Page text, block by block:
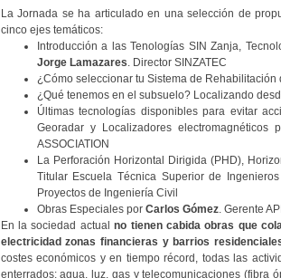
La Jornada se ha articulado en una selección de
cinco ejes temáticos:
Introducción a las Tenologías SIN Zanja,
Jorge Lamazares. Director SINZATEC
¿Cómo seleccionar tu Sistema de Rehabilitación
¿Qué tenemos en el subsuelo? Localizando
Últimas tecnologías disponibles para evitar
Georadar y Localizadores electromagnéticos
ASSOCIATION
La Perforación Horizontal Dirigida (PHD),
Titular Escuela Técnica Superior de
Proyectos de Ingeniería Civil
Obras Especiales por Carlos Gómez. Gerente
En la sociedad actualno tienen cabida obras que
electricidad zonas financieras y barrios
costes económicos y en tiempo récord, todas las
enterrados: agua, luz, gas y telecomunicaciones (fibra